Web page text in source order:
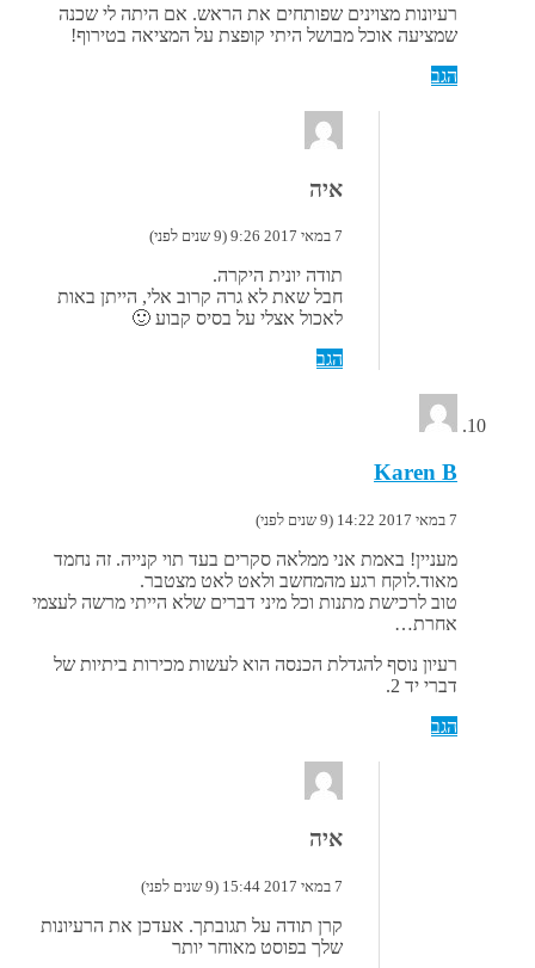
רעיונות מצוינים שפותחים את הראש. אם היתה לי שכנה
שמציעה אוכל מבושל היתי קופצת על המציאה בטירוף!
הגב
איה
7 במאי 2017 9:26 (9 שנים לפני)
תודה יונית היקרה.
חבל שאת לא גרה קרוב אלי, הייתן באות
לאכול אצלי על בסיס קבוע 🙂
הגב
Karen B
7 במאי 2017 14:22 (9 שנים לפני)
מעניין! באמת אני ממלאה סקרים בעד תוי קנייה. זה נחמד
מאוד.לוקח רגע מהמחשב ולאט לאט מצטבר.
טוב לרכישת מתנות וכל מיני דברים שלא הייתי מרשה לעצמי
אחרת…
רעיון נוסף להגדלת הכנסה הוא לעשות מכירות ביתיות של
דברי יד 2.
הגב
איה
7 במאי 2017 15:44 (9 שנים לפני)
קרן תודה על תגובתך. אעדכן את הרעיונות
שלך בפוסט מאוחר יותר